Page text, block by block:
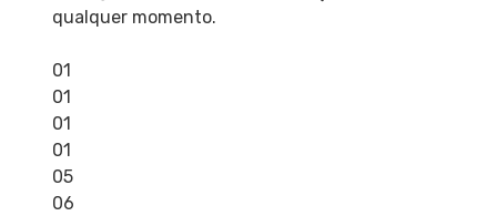
qualquer momento.
01
01
01
01
05
06